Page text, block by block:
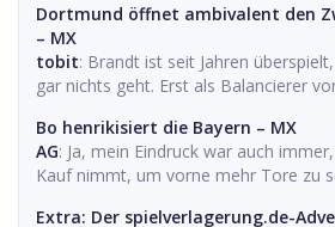
Dortmund öffnet ambivalent den
– MX
tobit: Brandt ist seit Jahren
gar nichts geht. Erst als Balancierer
Bo henrikisiert die Bayern – MX
AG: Ja, mein Eindruck war auch
Kauf nimmt, um vorne mehr Tore zu
Extra: Der spielverlagerung.de-